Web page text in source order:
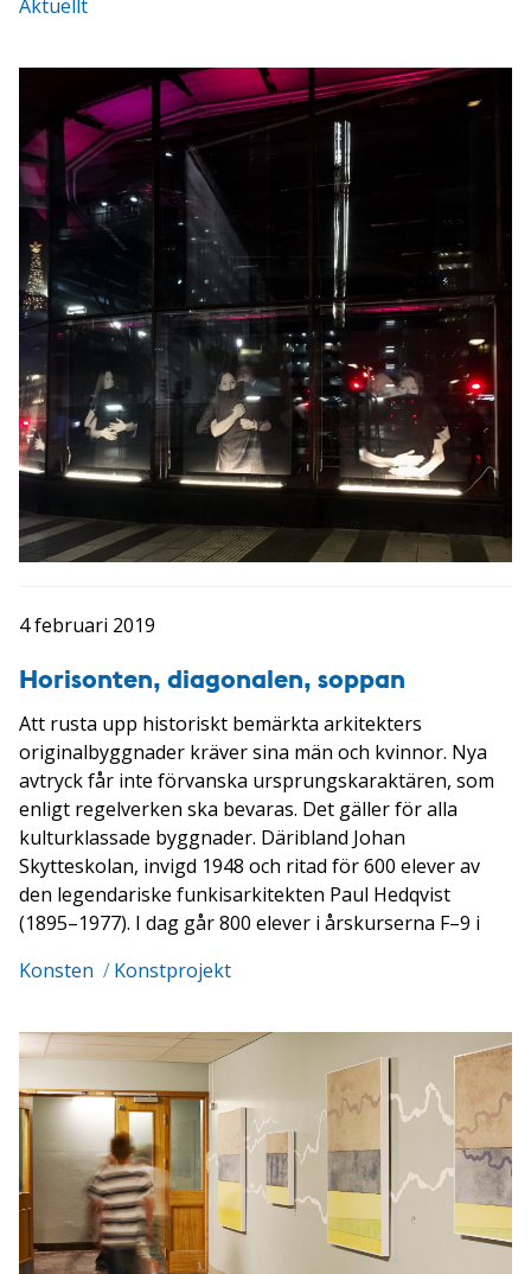
Aktuellt
4 februari 2019
Horisonten, diagonalen, soppan
Att rusta upp historiskt bemärkta arkitekters
originalbyggnader kräver sina män och kvinnor. Nya
avtryck får inte förvanska ursprungskaraktären, som
enligt regelverken ska bevaras. Det gäller för alla
kulturklassade byggnader. Däribland Johan
Skytteskolan, invigd 1948 och ritad för 600 elever av
den legendariske funkisarkitekten Paul Hedqvist
(1895–1977). I dag går 800 elever i årskurserna F–9 i
Konsten / Konstprojekt